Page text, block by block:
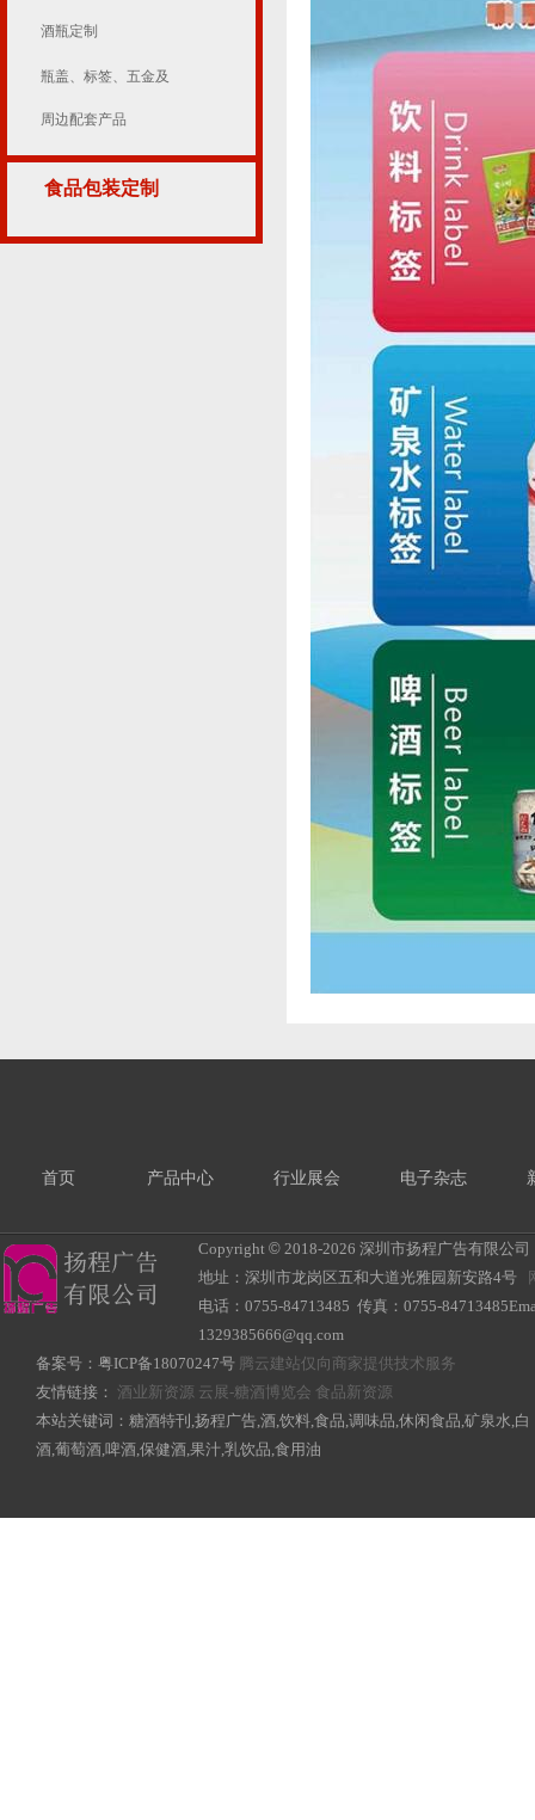
酒瓶定制
瓶盖、标签、五金及
周边配套产品
食品包装定制
首页 产品中心 行业展会 电子杂志
Copyright © 2018-2026 深圳市扬程广告有限公
地址：深圳市龙岗区五和大道光雅园新安路4号
电话：0755-84713485 传真：0755-
1329385666@qq.com
备案号： 粤ICP备18070247号 腾云建站仅向商家提供技术服务
友情链接： 酒业新资源 云展-糖酒博览会 食品新资源
本站关键词：糖酒特刊,扬程广告,酒,饮料,食品,调味品,休闲食品,矿泉水,白
酒,葡萄酒,啤酒,保健酒,果汁,乳饮品,食用油